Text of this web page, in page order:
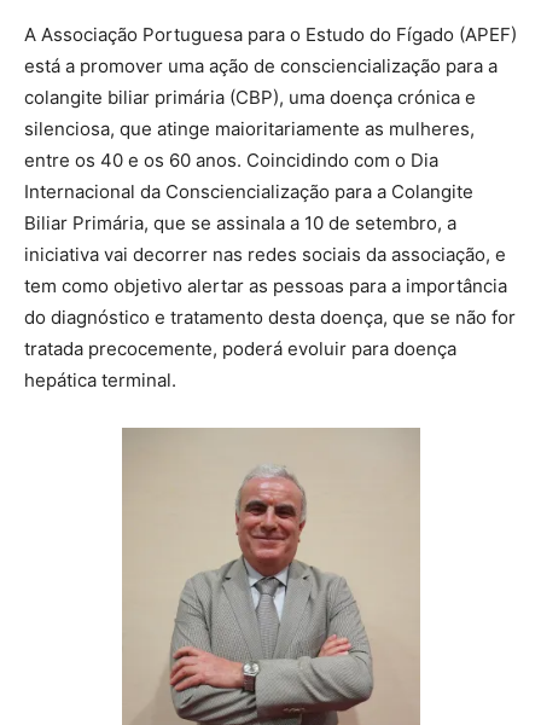
A Associação Portuguesa para o Estudo do Fígado (APEF)
está a promover uma ação de consciencialização para a
colangite biliar primária (CBP), uma doença crónica e
silenciosa, que atinge maioritariamente as mulheres,
entre os 40 e os 60 anos. Coincidindo com o Dia
Internacional da Consciencialização para a Colangite
Biliar Primária, que se assinala a 10 de setembro, a
iniciativa vai decorrer nas redes sociais da associação, e
tem como objetivo alertar as pessoas para a importância
do diagnóstico e tratamento desta doença, que se não for
tratada precocemente, poderá evoluir para doença
hepática terminal.